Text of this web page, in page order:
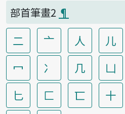
部首筆畫2 ¶
二 亠 人 儿
冖
冫 几 凵
匕
匚 匸 十